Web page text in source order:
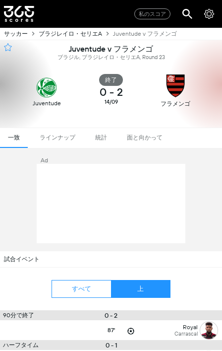
私のスコア
サッカー ブラジレイロ・セリエA Juventude v フラメンゴ
Juventude v フラメンゴ
ブラジル, ブラジレイロ・セリエA, Round 23
Juventude
終了
0 - 2
14/09 フラメンゴ
一致 ラインナップ 統計 面と向かって
Ad
試合イベント
すべて 上
90分で終了 0 - 2
87' Royal
Carrascal
ハーフタイム 0 - 1